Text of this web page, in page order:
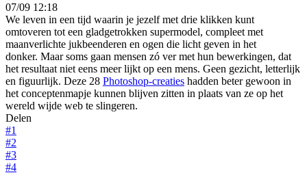
07/09 12:18
We leven in een tijd waarin je jezelf met drie klikken kunt
omtoveren tot een gladgetrokken supermodel, compleet met
maanverlichte jukbeenderen en ogen die licht geven in het
donker. Maar soms gaan mensen zó ver met hun bewerkingen, dat
het resultaat niet eens meer lijkt op een mens. Geen gezicht, letterlijk
en figuurlijk. Deze 28 Photoshop-creaties hadden beter gewoon in
het conceptenmapje kunnen blijven zitten in plaats van ze op het
wereld wijde web te slingeren.
Delen
#1
#2
#3
#4